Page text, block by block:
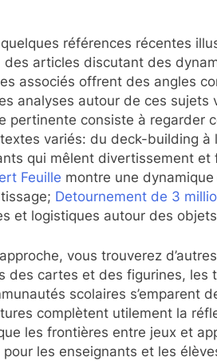
références récentes
des articles discutant des
associés offrent des angles
analyses autour de ces sujets
pertinente consiste à regarder
variés: du deck-building
qui mêlent divertissement et
Feuille montre une
Detournement de 3
et logistiques autour des
vous trouverez
des cartes et des figurines, les
scolaires s’emparent
complètent utilement la
les frontières entre jeux et
pour les enseignants et les